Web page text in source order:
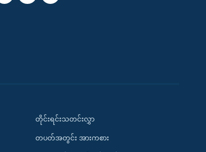
တိုင်းရင်းသတင်းလွှာ
တပတ်အတွင်း အားကစား